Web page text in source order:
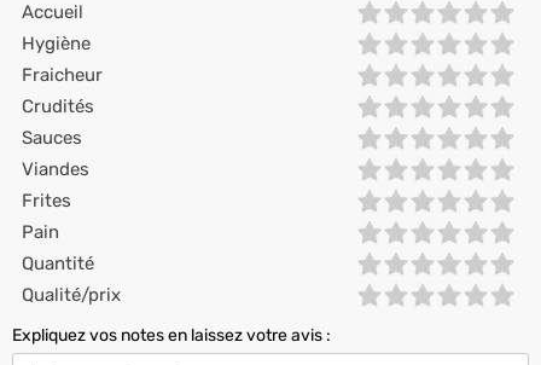
Accueil
Hygiène
Fraicheur
Crudités
Sauces
Viandes
Frites
Pain
Quantité
Qualité/prix
Expliquez vos notes en laissez votre avis :